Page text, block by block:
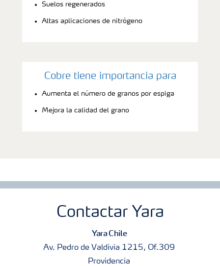
Suelos regenerados
Altas aplicaciones de nitrógeno
Cobre tiene importancia para
Aumenta el número de granos por espiga
Mejora la calidad del grano
Contactar Yara
Yara Chile
Av. Pedro de Valdivia 1215, Of.309
Providencia